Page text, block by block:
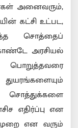
அனைவரும்,
கட்சி உட்பட,
சொத்தைப்
அரசியல்
எதிர்ப்பு என
என வரும்